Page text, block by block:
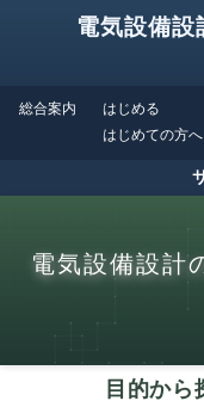
電気設備
総合案内
はじめる
はじめての方へ
電気設備設計